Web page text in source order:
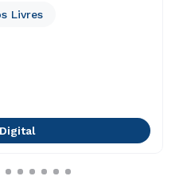
Livres
Digital